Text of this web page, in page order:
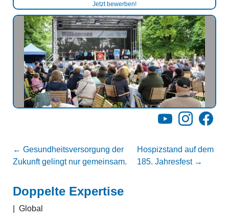
Jetzt bewerben!
YouTubeInstagram
← Gesundheitsversorgung der
Zukunft gelingt nur gemeinsam.
Hospizstand auf dem
185. Jahresfest →
Doppelte Expertise
Global